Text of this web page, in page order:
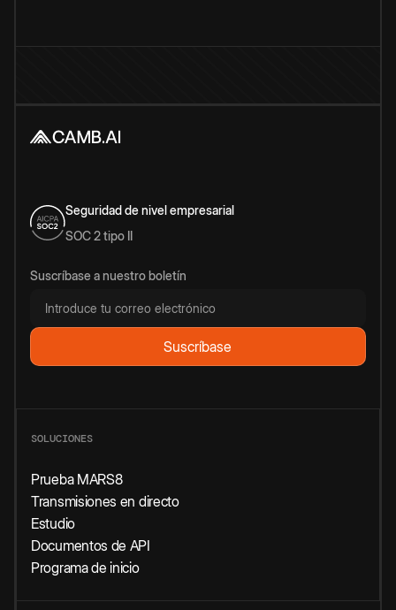
Seguridad de nivel empresarial
SOC 2 tipo II
Suscríbase a nuestro boletín
SOLUCIONES
Prueba MARS8
Transmisiones en directo
Estudio
Documentos de API
Programa de inicio